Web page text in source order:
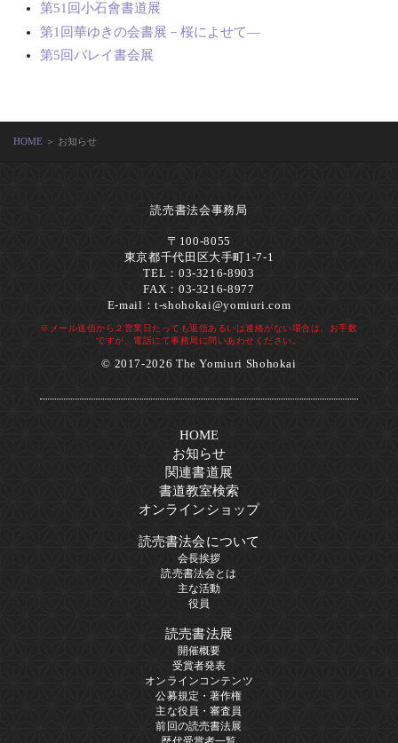
第51回小石會書道展
第1回華ゆきの会書展－桜によせて―
第5回バレイ書会展
HOME ＞ お知らせ
読売書法会事務局
〒100-8055
東京都千代田区大手町1-7-1
TEL：03-3216-8903
FAX：03-3216-8977
E-mail：t-shohokai@yomiuri.com
※メール送信から２営業日たっても返信あるいは連絡がない場合は、お手数
ですが、電話にて事務局に問いあわせください。
© 2017-2026 The Yomiuri Shohokai
HOME
お知らせ
関連書道展
書道教室検索
オンラインショップ
読売書法会について
会長挨拶
読売書法会とは
主な活動
役員
読売書法展
開催概要
受賞者発表
オンラインコンテンツ
公募規定・著作権
主な役員・審査員
前回の読売書法展